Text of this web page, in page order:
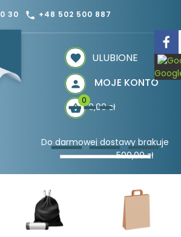
30 phone +48 502 500 887
ULUBIONE
MOJE KONTO
0,00 zł
0
Do darmowej dostawy brakuje
500,00 zł